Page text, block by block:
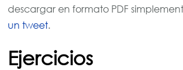
descargar en formato PDF
un tweet.
Ejercicios